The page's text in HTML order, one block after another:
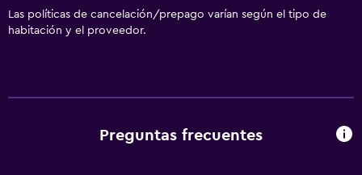
Las políticas de cancelación/prepago varían según el tipo de
habitación y el proveedor.
Preguntas frecuentes